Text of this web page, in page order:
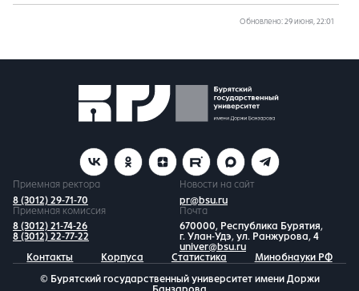
Обновлено: 29 июня, 22:01
Приемная ректора
8 (3012) 29-71-70
Новости на сайт
pr@bsu.ru
Приемная комиссия
8 (3012) 21-74-26
8 (3012) 22-77-22
Почта
670000, Республика Бурятия,
г. Улан-Удэ, ул. Ранжурова, 4
univer@bsu.ru
Контакты
Корпуса Статистика Минобнауки РФ
© Бурятский государственный университет имени Доржи